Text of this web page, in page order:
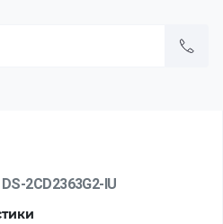
2CD2363G2-IU